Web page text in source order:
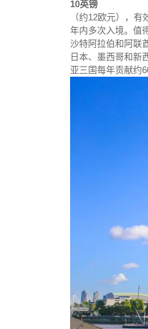
10英镑
（约12欧元），
年内多次入境。值
沙特阿拉伯和阿联
日本、墨西哥和新
亚三国每年贡献约